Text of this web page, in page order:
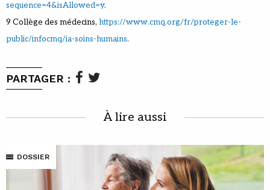
sequence=4&isAllowed=y.
9 Collège des médecins, https://www.cmq.org/fr/proteger-le-
public/infocmq/ia-soins-humains.
PARTAGER :
À lire aussi
DOSSIER